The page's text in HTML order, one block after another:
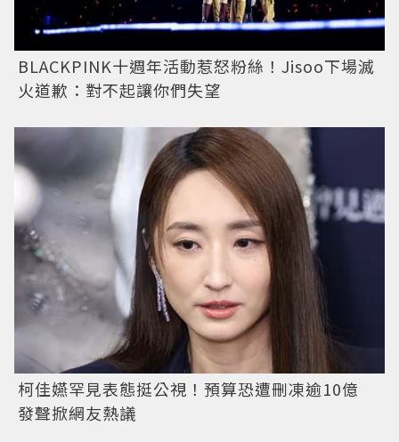
BLACKPINK十週年活動惹怒粉絲！Jisoo下場滅
火道歉：對不起讓你們失望
柯佳嬿罕見表態挺公視！預算恐遭刪凍逾10億
發聲掀網友熱議